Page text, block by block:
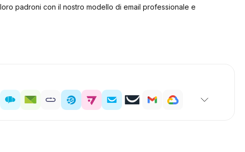
padroni con il nostro modello di email professionale e